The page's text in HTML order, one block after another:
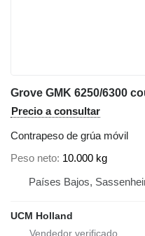
Grove GMK 6250/6300
Precio a consultar
Contrapeso de grúa móvil
Peso neto 10.000 kg
Países Bajos,
UCM Holland